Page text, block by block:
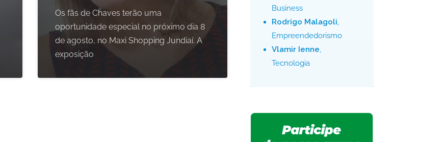
Os fãs de Chaves terão uma
oportunidade especial no próximo dia 8
de agosto, no Maxi Shopping Jundiaí. A
exposição
Business
Rodrigo Malagoli,
Empreendedorismo
Vlamir Ienne,
Tecnologia